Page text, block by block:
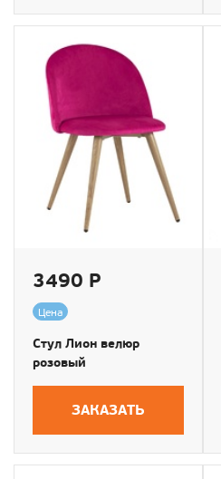
3490 Р
Цена
Стул Лион велюр
розовый
ЗАКАЗАТЬ